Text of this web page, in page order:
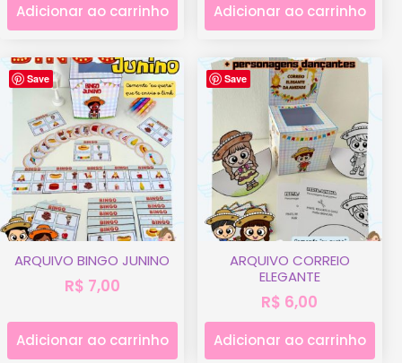
Adicionar ao carrinho Adicionar ao carrinho
Save
ARQUIVO BINGO JUNINO
R$ 7,00
Adicionar ao carrinho
Save
ARQUIVO CORREIO
ELEGANTE
R$ 6,00
Adicionar ao carrinho